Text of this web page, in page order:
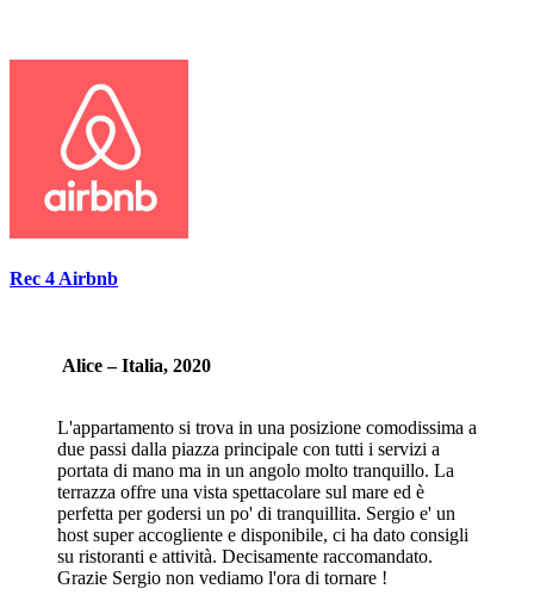
Rec 4 Airbnb
Alice – Italia, 2020
L'appartamento si trova in una posizione comodissima a
due passi dalla piazza principale con tutti i servizi a
portata di mano ma in un angolo molto tranquillo. La
terrazza offre una vista spettacolare sul mare ed è
perfetta per godersi un po' di tranquillita. Sergio e' un
host super accogliente e disponibile, ci ha dato consigli
su ristoranti e attività. Decisamente raccomandato.
Grazie Sergio non vediamo l'ora di tornare !